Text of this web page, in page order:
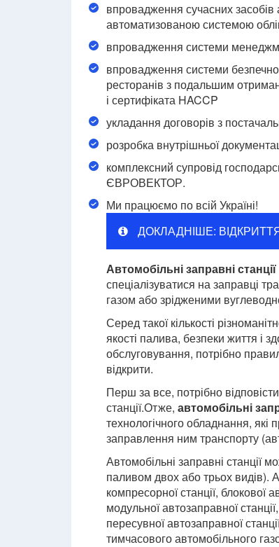
впровадження сучасних засобів
автоматизованою системою
впровадження системи
впровадження системи
ресторанів з подальшим
і сертифіката HACCP
укладання договорів з
розробка внутрішньої
комплексний супровід
ЄВРОВЕКТОР.
Ми працюємо по всій Україні!
ДОКЛАДНІШЕ:
Автомобільні заправні станції
спеціалізуватися на заправці
газом або зрідженими
Серед такої кількості
якості палива, безпеки життя і
обслуговування, потрібно
відкрити.
Перш за все, потрібно
станції.Отже, автомобільні
технологічного обладнання,
заправлення ним транспорту
Автомобільні заправні станції
паливом двох або трьох видів).
компресорної станції, блокової
модульної автозаправної
пересувної автозаправної
тимчасового автомобільного